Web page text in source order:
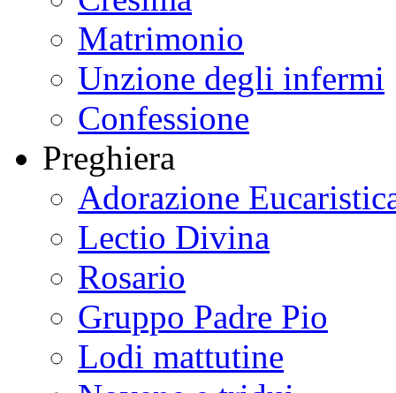
Matrimonio
Unzione degli infermi
Confessione
Preghiera
Adorazione
Lectio Divina
Rosario
Gruppo Padre Pio
Lodi mattutine